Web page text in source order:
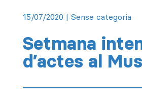
15/07/2020 | Sense categoria
Setmana
d’actes al